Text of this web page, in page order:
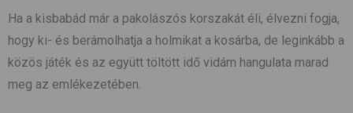
Ha a kisbabád már a pakolászós korszakát éli, élvezni fogja,
hogy ki- és berámolhatja a holmikat a kosárba, de leginkább a
közös játék és az együtt töltött idő vidám hangulata marad
meg az emlékezetében.